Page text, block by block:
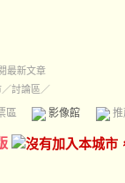
最新文章
／討論區／
區 影像館